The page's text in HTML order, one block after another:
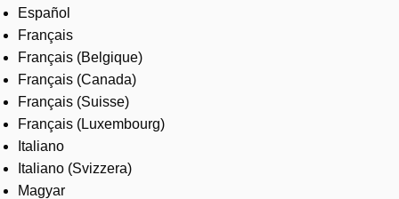
Español
Français
Français (Belgique)
Français (Canada)
Français (Suisse)
Français (Luxembourg)
Italiano
Italiano (Svizzera)
Magyar